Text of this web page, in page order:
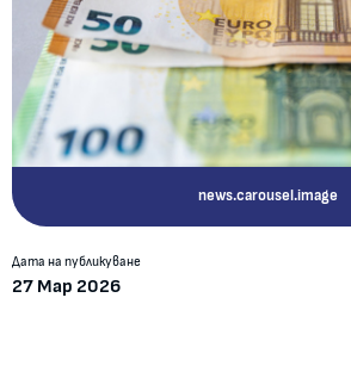
news.carousel.image
Дата на публикуване
27 Мар 2026